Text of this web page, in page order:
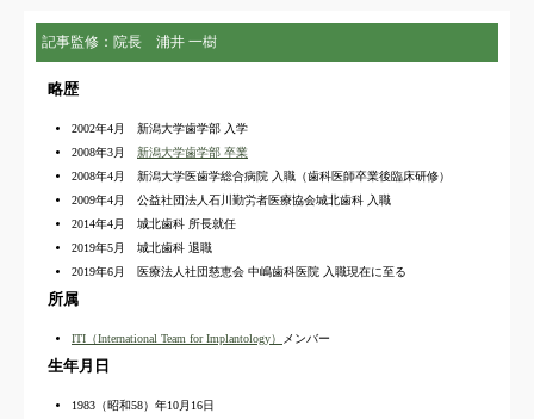
記事監修：院長 浦井 一樹
略歴
2002年4月 新潟大学歯学部 入学
2008年3月 新潟大学歯学部 卒業
2008年4月 新潟大学医歯学総合病院 入職（歯科医師卒業後臨床研修）
2009年4月 公益社団法人石川勤労者医療協会城北歯科 入職
2014年4月 城北歯科 所長就任
2019年5月 城北歯科 退職
2019年6月 医療法人社団慈恵会 中嶋歯科医院 入職現在に至る
所属
ITI（International Team for Implantology） メンバー
生年月日
1983（昭和58）年10月16日